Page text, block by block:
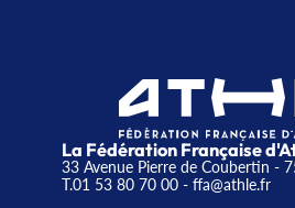
La Fédération Française
33 Avenue Pierre de Coubertin -
T.01 53 80 70 00- ffa@athle.fr